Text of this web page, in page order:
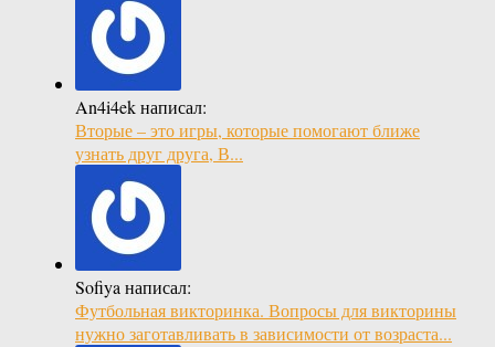
An4i4ek написал:
Вторые – это игры, которые помогают ближе
узнать друг друга, В...
Sofiya написал:
Футбольная викторинка. Вопросы для викторины
нужно заготавливать в зависимости от возраста...